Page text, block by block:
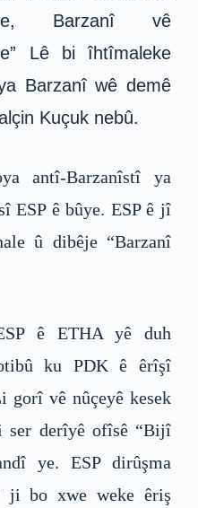
Barzanî vê
Lê bi îhtîmaleke
Barzanî wê demê
Kuçuk nebû.
antî-Barzanîstî ya
ESP ê bûye. ESP ê jî
û dibêje “Barzanî
ê ETHA yê duh
ku PDK ê êrîşî
gorî vê nûçeyê kesek
ser derîyê ofîsê “Bijî
ye. ESP dirûşma
ji bo xwe weke êriş